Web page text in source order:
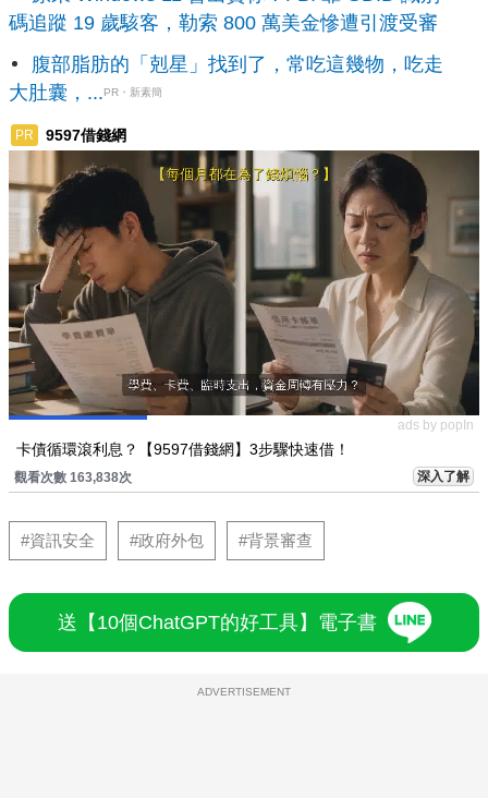
碼追蹤 19 歲駭客，勒索 800 萬美金慘遭引渡受審
腹部脂肪的「剋星」找到了，常吃這幾物，吃走
大肚囊，... PR・新素簡
PR 9597借錢網
ads by popIn
卡債循環滾利息？【9597借錢網】3步驟快速借！
觀看次數 163,838次 深入了解
#資訊安全 #政府外包 #背景審查
送【10個ChatGPT的好工具】電子書
ADVERTISEMENT